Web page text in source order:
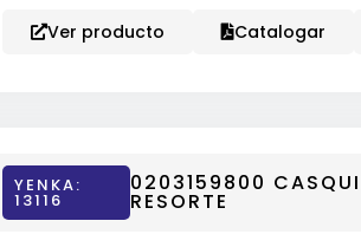
Ver producto Catalogar
YENKA:
13116
0203159800
RESORTE